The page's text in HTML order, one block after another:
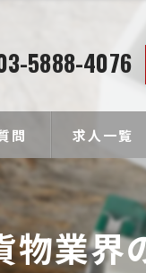
5888-4076
問 求人一覧
物業界